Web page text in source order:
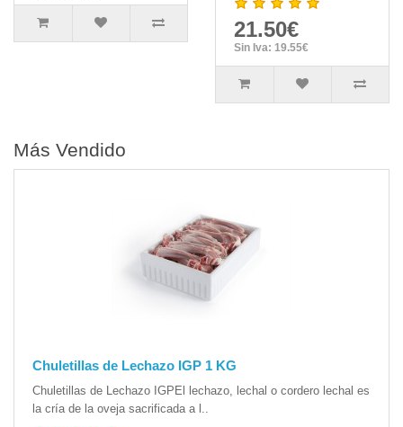
21.50€
Sin Iva: 19.55€
Más Vendido
Chuletillas de Lechazo IGP 1 KG
Chuletillas de Lechazo IGPEl lechazo, lechal o cordero lechal es
la cría de la oveja sacrificada a l..